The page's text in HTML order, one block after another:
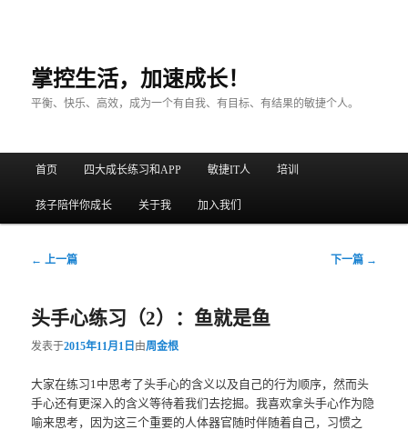
掌控生活，加速成长！
平衡、快乐、高效，成为一个有自我、有目标、有结果的敏捷个人。
跳至主内容区域
跳至副内容区域
首页 四大成长练习和APP 敏捷IT人 培训
孩子陪伴你成长 关于我 加入我们
文章导航
← 上一篇 下一篇 →
头手心练习（2）：鱼就是鱼
发表于2015年11月1日 由周金根
大家在练习1中思考了头手心的含义以及自己的行为顺序，然而头
手心还有更深入的含义等待着我们去挖掘。我喜欢拿头手心作为隐
喻来思考，因为这三个重要的人体器官随时伴随着自己，习惯之